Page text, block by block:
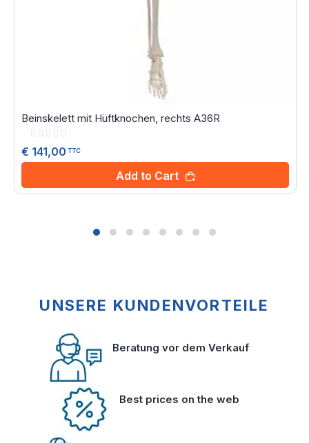
Beinskelett mit Hüftknochen, rechts A36R
Rating:
€ 141,00 TTC
Add to Cart
UNSERE KUNDENVORTEILE
Beratung vor dem Verkauf
Best prices on the web